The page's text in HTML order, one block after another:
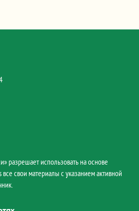
разрешает использовать на основе
свои материалы с указанием активной